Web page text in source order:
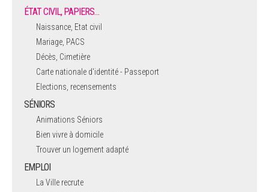
ÉTAT CIVIL, PAPIERS…
Naissance, Etat civil
Mariage, PACS
Décès, Cimetière
Carte nationale d'identité - Passeport
Elections, recensements
SÉNIORS
Animations Séniors
Bien vivre à domicile
Trouver un logement adapté
EMPLOI
La Ville recrute